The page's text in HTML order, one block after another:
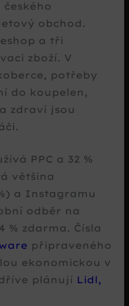
obchod.
a tři
zboží. V
potřeby
do koupelen,
zdraví jsou
PPC a 32 %
většina
a Instagramu
odběr na
% zdarma. Čísla
připraveného
ekonomickou v
plánují Lidl,